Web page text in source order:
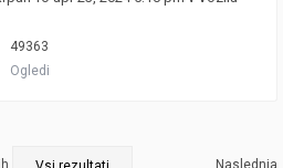
49363
Ogledi
Naslednja